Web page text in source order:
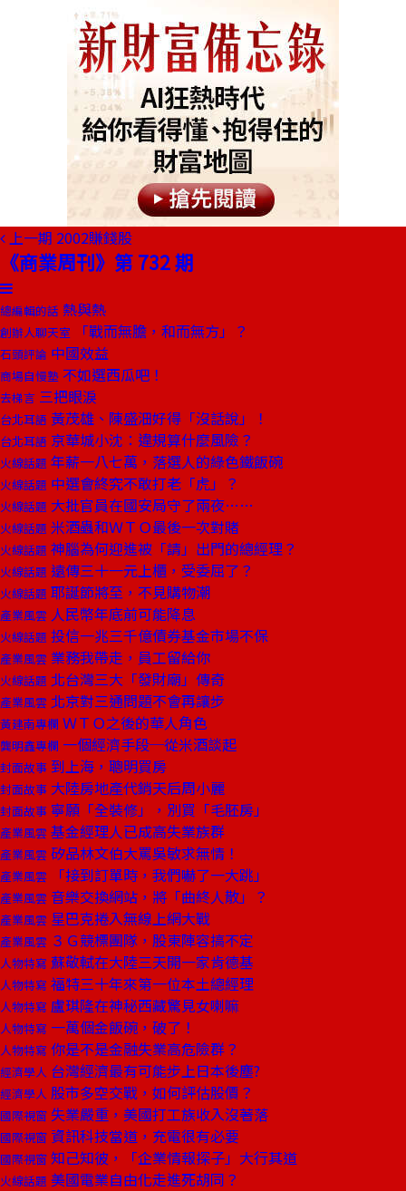
上一期 2002賺錢股
《商業周刊》第 732 期
總編輯的話 熱與熱
創辦人聊天室 「戰而無膽，和而無方」？
石頭評論 中國效益
商場自慢塾 不如選西瓜吧！
去梯言 三把眼淚
台北耳語 黃茂雄、陳盛沺好得「沒話說」！
台北耳語 京華城小沈：違規算什麼風險？
火線話題 年薪一八七萬，落選人的綠色鐵飯碗
火線話題 中選會終究不敢打老「虎」？
火線話題 大批官員在國安局守了兩夜……
火線話題 米酒蟲和ＷＴＯ最後一次對賭
火線話題 神腦為何迎進被「請」出門的總經理？
火線話題 遠傳三十一元上櫃，受委屈了？
火線話題 耶誕節將至，不見購物潮
產業風雲 人民幣年底前可能降息
火線話題 投信一兆三千億債券基金市場不保
產業風雲 業務我帶走，員工留給你
火線話題 北台灣三大「發財廟」傳奇
產業風雲 北京對三通問題不會再讓步
黃建南專欄 ＷＴＯ之後的華人角色
龔明鑫專欄 一個經濟手段─從米酒談起
封面故事 到上海，聰明買房
封面故事 大陸房地產代銷天后周小麗
封面故事 寧願「全裝修」，別買「毛胚房」
產業風雲 基金經理人已成高失業族群
產業風雲 矽品林文伯大罵吳敏求無情！
產業風雲 「接到訂單時，我們嚇了一大跳」
產業風雲 音樂交換網站，將「曲終人散」？
產業風雲 星巴克捲入無線上網大戰
產業風雲 ３Ｇ競標團隊，股東陣容搞不定
人物特寫 蘇敬軾在大陸三天開一家肯德基
人物特寫 福特三十年來第一位本土總經理
人物特寫 盧琪隆在神秘西藏驚見女喇嘛
人物特寫 一萬個金飯碗，破了！
人物特寫 你是不是金融失業高危險群？
經濟學人 台灣經濟最有可能步上日本後塵?
經濟學人 股市多空交戰，如何評估股價？
國際視窗 失業嚴重，美國打工族收入沒著落
國際視窗 資訊科技當道，充電很有必要
國際視窗 知己知彼，「企業情報探子」大行其道
火線話題 美國電業自由化走進死胡同？